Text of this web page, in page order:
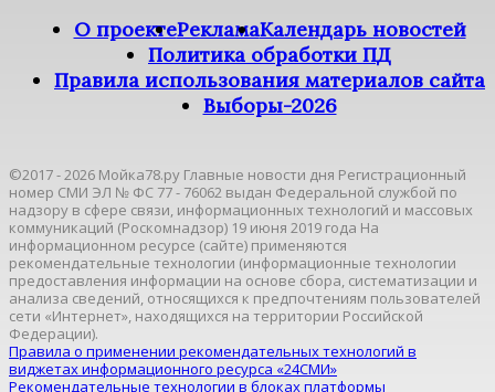
О проектеРекламаКалендарь новостей
Политика обработки ПД
Правила использования материалов сайта
Выборы-2026
©2017 - 2026 Мойка78.ру Главные новости дня Регистрационный
номер СМИ ЭЛ № ФС 77 - 76062 выдан Федеральной службой по
надзору в сфере связи, информационных технологий и массовых
коммуникаций (Роскомнадзор) 19 июня 2019 года На
информационном ресурсе (сайте) применяются
рекомендательные технологии (информационные технологии
предоставления информации на основе сбора, систематизации и
анализа сведений, относящихся к предпочтениям пользователей
сети «Интернет», находящихся на территории Российской
Федерации).
Правила о применении рекомендательных технологий в
виджетах информационного ресурса «24СМИ»
Рекомендательные технологии в блоках платформы